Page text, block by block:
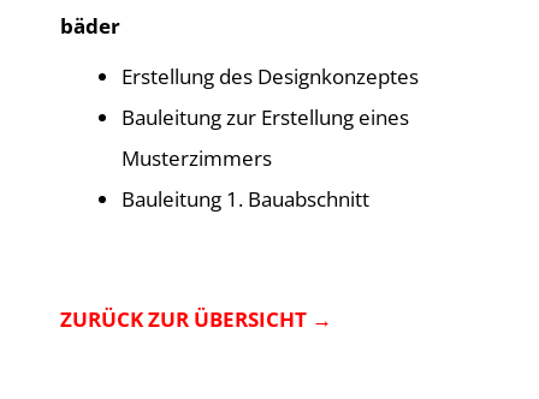
bäder
Erstellung des Designkonzeptes
Bauleitung zur Erstellung eines
Musterzimmers
Bauleitung 1. Bauabschnitt
ZURÜCK ZUR ÜBERSICHT